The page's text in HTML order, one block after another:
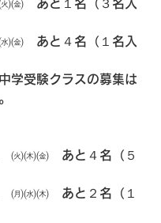
㈮　あと１名（３名入
㈮　あと４名（１名入
学受験クラスの募集は
㈫㈭㈮　あと４名（５
㈪㈬㈭　あと２名（１